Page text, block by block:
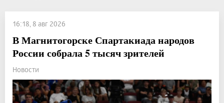
16:18, 8 авг 2026
В Магнитогорске Спартакиада народов
России собрала 5 тысяч зрителей
Новости